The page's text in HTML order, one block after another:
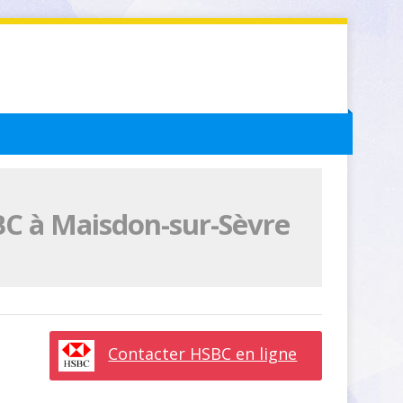
à Maisdon-sur-Sèvre
Contacter HSBC en ligne